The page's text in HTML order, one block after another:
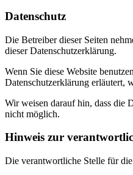
Datenschutz
Die Betreiber dieser Seiten
dieser Datenschutzerklärung.
Wenn Sie diese Website
Datenschutzerklärung erläutert,
Wir weisen darauf hin, dass die
nicht möglich.
Hinweis zur
Die verantwortliche Stelle für